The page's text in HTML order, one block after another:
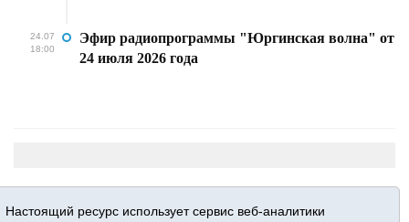
24.07
18:00
Эфир радиопрограммы "Юргинская волна" от
24 июля 2026 года
Настоящий ресурс использует сервис веб-аналитики